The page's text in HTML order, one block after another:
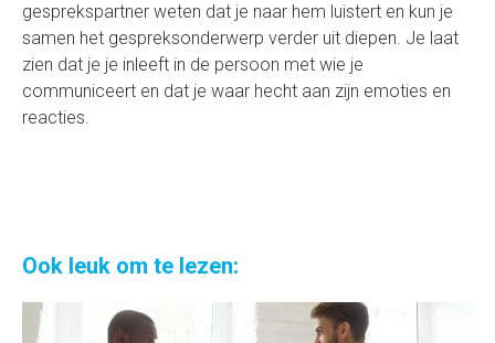
gesprekspartner weten dat je naar hem luistert en kun je
samen het gespreksonderwerp verder uit diepen. Je laat
zien dat je je inleeft in de persoon met wie je
communiceert en dat je waar hecht aan zijn emoties en
reacties.
Ook leuk om te lezen: